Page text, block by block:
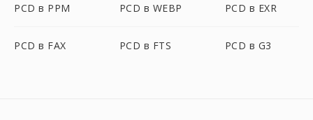
PCD в PPM PCD в WEBP PCD в EXR
PCD в FAX PCD в FTS PCD в G3